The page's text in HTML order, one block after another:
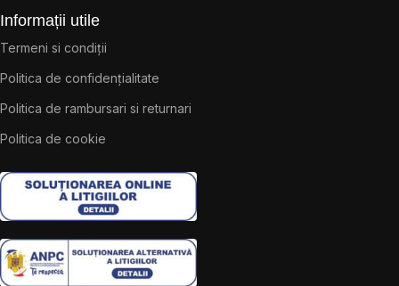
Informații utile
Termeni si condiții
Politica de confidențialitate
Politica de rambursari si returnari
Politica de cookie